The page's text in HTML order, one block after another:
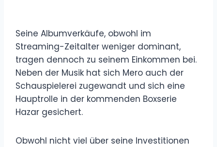
Seine Albumverkäufe, obwohl im
Streaming-Zeitalter weniger dominant,
tragen dennoch zu seinem Einkommen bei.
Neben der Musik hat sich Mero auch der
Schauspielerei zugewandt und sich eine
Hauptrolle in der kommenden Boxserie
Hazar gesichert.
Obwohl nicht viel über seine Investitionen